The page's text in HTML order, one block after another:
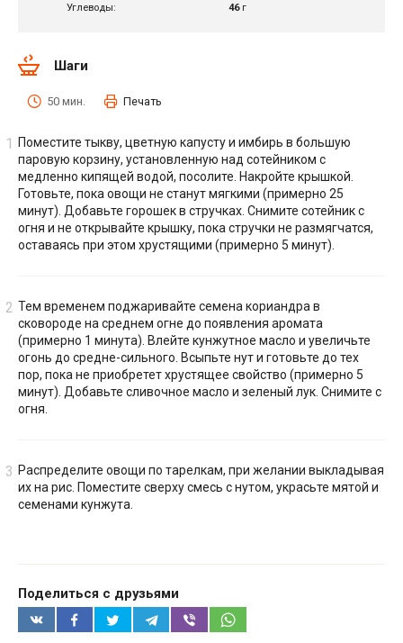
Углеводы:
46г
Шаги
50 мин. Печать
Поместите тыкву, цветную капусту и имбирь в большую
паровую корзину, установленную над сотейником с
медленно кипящей водой, посолите. Накройте крышкой.
Готовьте, пока овощи не станут мягкими (примерно 25
минут). Добавьте горошек в стручках. Снимите сотейник с
огня и не открывайте крышку, пока стручки не размягчатся,
оставаясь при этом хрустящими (примерно 5 минут).
Тем временем поджаривайте семена кориандра в
сковороде на среднем огне до появления аромата
(примерно 1 минута). Влейте кунжутное масло и увеличьте
огонь до средне-сильного. Всыпьте нут и готовьте до тех
пор, пока не приобретет хрустящее свойство (примерно 5
минут). Добавьте сливочное масло и зеленый лук. Снимите с
огня.
Распределите овощи по тарелкам, при желании выкладывая
их на рис. Поместите сверху смесь с нутом, украсьте мятой и
семенами кунжута.
Поделиться с друзьями